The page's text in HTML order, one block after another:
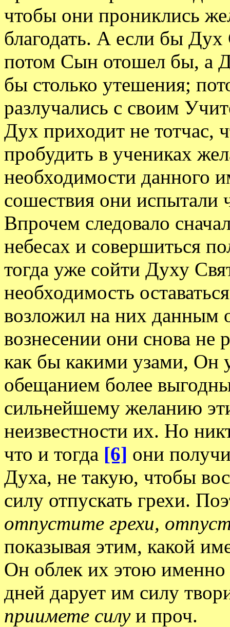
чтобы они прониклись
благодать. А если бы
потом Сын отошел бы, а
бы столько утешения;
разлучались с своим
Дух приходит не тотчас,
пробудить в учениках
необходимости данного
сошествия они испытали
Впрочем следовало
небесах и совершиться
тогда уже сойти Духу
необходимость
возложил на них данным
вознесении они снова не
как бы какими узами, Он
обещанием более
сильнейшему желанию
неизвестности их. Но
что и тогда [6] они
Духа, не такую, чтобы
силу отпускать грехи.
отпустите грехи,
показывая этим, какой
Он облек их этою именно
дней дарует им силу
приимете силуи проч.